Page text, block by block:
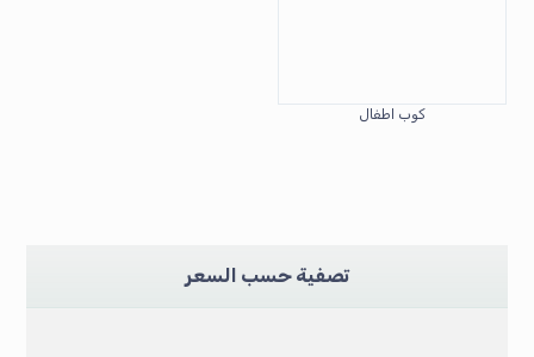
كوب اطفال
تصفية حسب السعر